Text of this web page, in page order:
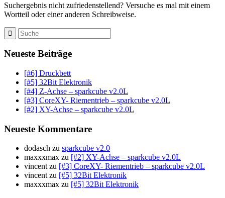
Suchergebnis nicht zufriedenstellend? Versuche es mal mit einem
Wortteil oder einer anderen Schreibweise.
Neueste Beiträge
[#6] Druckbett
[#5] 32Bit Elektronik
[#4] Z-Achse – sparkcube v2.0L
[#3] CoreXY- Riementrieb – sparkcube v2.0L
[#2] XY-Achse – sparkcube v2.0L
Neueste Kommentare
dodasch zu sparkcube v2.0
maxxxmax zu [#2] XY-Achse – sparkcube v2.0L
vincentzu [#3] CoreXY- Riementrieb – sparkcube v2.0L
vincentzu [#5] 32Bit Elektronik
maxxxmax zu [#5] 32Bit Elektronik